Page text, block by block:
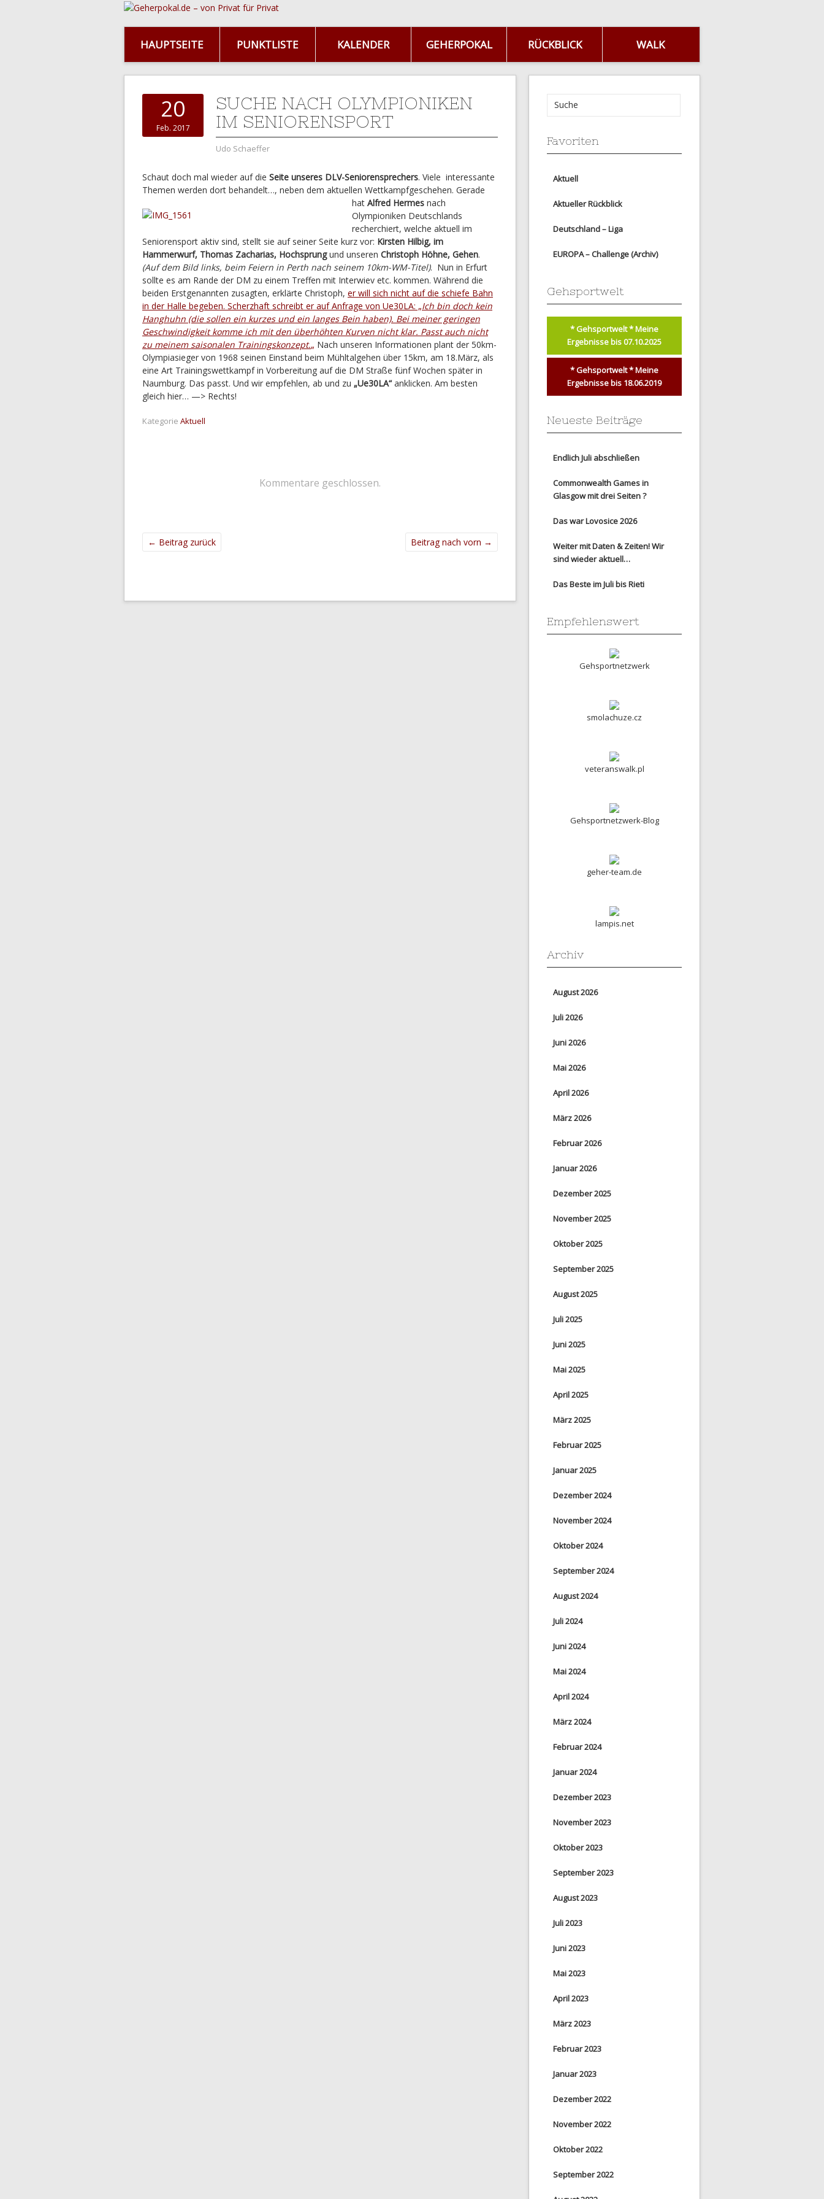
HAUPTSEITE PUNKTLISTE KALENDER GEHERPOKAL RÜCKBLICK WALK
20
Feb. 2017
SUCHE NACH OLYMPIONIKEN
IM SENIORENSPORT
Udo Schaeffer
Schaut doch mal wieder auf die Seite unseres DLV-Seniorensprechers. Viele interessante
Themen werden dort behandelt…, neben dem aktuellen Wettkampfgeschehen. Gerade
hat Alfred Hermes nach
Olympioniken Deutschlands
recherchiert, welche aktuell im
Seniorensport aktiv sind, stellt sie auf seiner Seite kurz vor: Kirsten Hilbig, im
Hammerwurf, Thomas Zacharias, Hochsprungund unseren Christoph Höhne, Gehen.
(Auf dem Bild links, beim Feiern in Perth nach seinem 10km-WM-Titel). Nun in Erfurt
sollte es am Rande der DM zu einem Treffen mit Interwiev etc. kommen. Während die
beiden Erstgenannten zusagten, erklärte Christoph, er will sich nicht auf die schiefe Bahn
in der Halle begeben. Scherzhaft schreibt er auf Anfrage von Ue30LA: „Ich bin doch kein
Hanghuhn (die sollen ein kurzes und ein langes Bein haben). Bei meiner geringen
Geschwindigkeit komme ich mit den überhöhten Kurven nicht klar. Passt auch nicht
zu meinem saisonalen Trainingskonzept.„ Nach unseren Informationen plant der 50km-
Olympiasieger von 1968 seinen Einstand beim Mühltalgehen über 15km, am 18.März, als
eine Art Trainingswettkampf in Vorbereitung auf die DM Straße fünf Wochen später in
Naumburg. Das passt. Und wir empfehlen, ab und zu „Ue30LA“anklicken. Am besten
gleich hier… —> Rechts!
Kategorie Aktuell
Kommentare geschlossen.
← Beitrag zurück Beitrag nach vorn →
Favoriten
Aktuell
Aktueller Rückblick
Deutschland – Liga
EUROPA – Challenge (Archiv)
Gehsportwelt
* Gehsportwelt * Meine
Ergebnisse bis 07.10.2025
* Gehsportwelt * Meine
Ergebnisse bis 18.06.2019
Neueste Beiträge
Endlich Juli abschließen
Commonwealth Games in
Glasgow mit drei Seiten ?
Das war Lovosice 2026
Weiter mit Daten & Zeiten! Wir
sind wieder aktuell…
Das Beste im Juli bis Rieti
Empfehlenswert
Gehsportnetzwerk
smolachuze.cz
veteranswalk.pl
Gehsportnetzwerk-Blog
geher-team.de
lampis.net
Archiv
August 2026
Juli 2026
Juni 2026
Mai 2026
April 2026
März 2026
Februar 2026
Januar 2026
Dezember 2025
November 2025
Oktober 2025
September 2025
August 2025
Juli 2025
Juni 2025
Mai 2025
April 2025
März 2025
Februar 2025
Januar 2025
Dezember 2024
November 2024
Oktober 2024
September 2024
August 2024
Juli 2024
Juni 2024
Mai 2024
April 2024
März 2024
Februar 2024
Januar 2024
Dezember 2023
November 2023
Oktober 2023
September 2023
August 2023
Juli 2023
Juni 2023
Mai 2023
April 2023
März 2023
Februar 2023
Januar 2023
Dezember 2022
November 2022
Oktober 2022
September 2022